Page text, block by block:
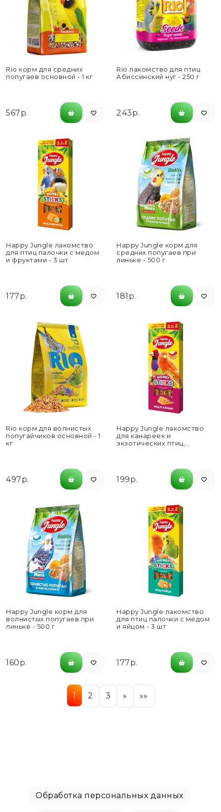
Rio корм для средних
попугаев основной - 1 кг
567р.
Rio лакомство для птиц
Абиссинский нуг - 250 г
243р.
Happy Jungle лакомство
для птиц палочки с медом
и фруктами - 3 шт
177р.
Happy Jungle корм для
средних попугаев при
линьке - 500 г
181р.
Rio корм для волнистых
попугайчиков основной - 1
кг
497р.
Happy Jungle лакомство
для канареек и
экзотических птиц,
199р.
Happy Jungle корм для
волнистых попугаев при
линьке - 500 г
160р.
Happy Jungle лакомство
для птиц палочки с медом
и яйцом - 3 шт
177р.
1 2 3 » »»
Обработка персональных данных